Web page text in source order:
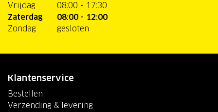
Vrijdag
08:00 - 17:30
Zaterdag
08:00 - 12:00
Zondag
gesloten
Klantenservice
Bestellen
Verzending & levering